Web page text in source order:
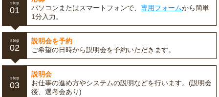
step
01
パソコンまたはスマートフォンで、専用フォームから簡単
1分入力。
step
02
説明会を予約
ご希望の日時から説明会を予約いただきます。
step
03
説明会
お仕事の進め方やシステムの説明などを行います。(説明会
後、選考会あり)